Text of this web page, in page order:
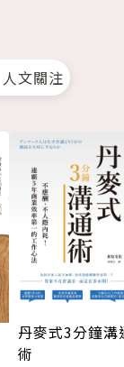
人文關注
丹麥式3分鐘溝
術